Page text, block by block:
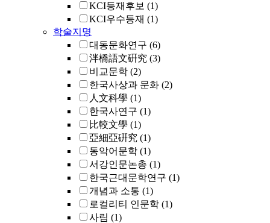
KCI등재후보 (1)
KCI우수등재 (1)
학술지명
대동문화연구 (6)
泮橋語文硏究 (3)
비교문학 (2)
한국사상과 문화 (2)
人文科學 (1)
한국사연구 (1)
比較文學 (1)
亞細亞硏究 (1)
동악어문학 (1)
서강인문논총 (1)
한국근대문학연구 (1)
개념과 소통 (1)
로컬리티 인문학 (1)
사림 (1)